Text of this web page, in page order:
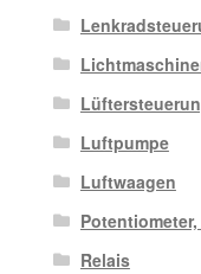
Luftpumpe
Luftwaagen
Relais